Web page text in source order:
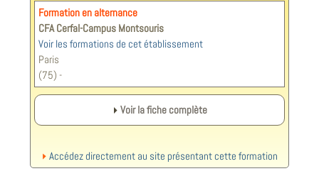
Formation en alternance
CFA Cerfal-Campus Montsouris
Voir les formations de cet établissement
Paris
(75) -
Voir la fiche complète
Accédez directement au site présentant cette formation